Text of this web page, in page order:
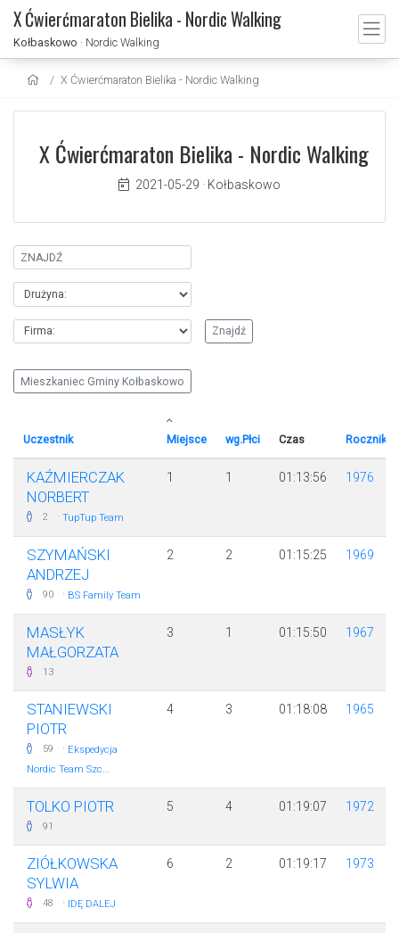
X Ćwierćmaraton Bielika - Nordic Walking
Kołbaskowo · Nordic Walking
X Ćwierćmaraton Bielika - Nordic Walking
X Ćwierćmaraton Bielika - Nordic Walking
2021-05-29 · Kołbaskowo
Mieszkaniec Gminy Kołbaskowo
Uczestnik Miejsce wg.Płci Czas Rocznik
KAŹMIERCZAK
NORBERT
2 · TupTup Team
1 1 01:13:56 1976
SZYMAŃSKI
ANDRZEJ
90 · BS Family Team
2 2 01:15:25 1969
MASŁYK
MAŁGORZATA
13
3 1 01:15:50 1967
STANIEWSKI
PIOTR
59 · Ekspedycja
Nordic Team Szc...
4 3 01:18:08 1965
TOLKO PIOTR
91
5 4 01:19:07 1972
ZIÓŁKOWSKA
SYLWIA
48 · IDĘ DALEJ
6 2 01:19:17 1973